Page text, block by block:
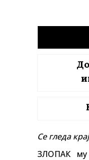
Се гледа
ЗЛОПАК